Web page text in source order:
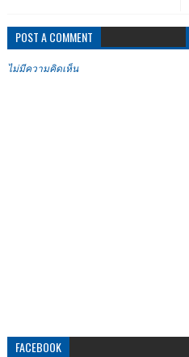
POST A COMMENT
ไม่มีความคิดเห็น
FACEBOOK